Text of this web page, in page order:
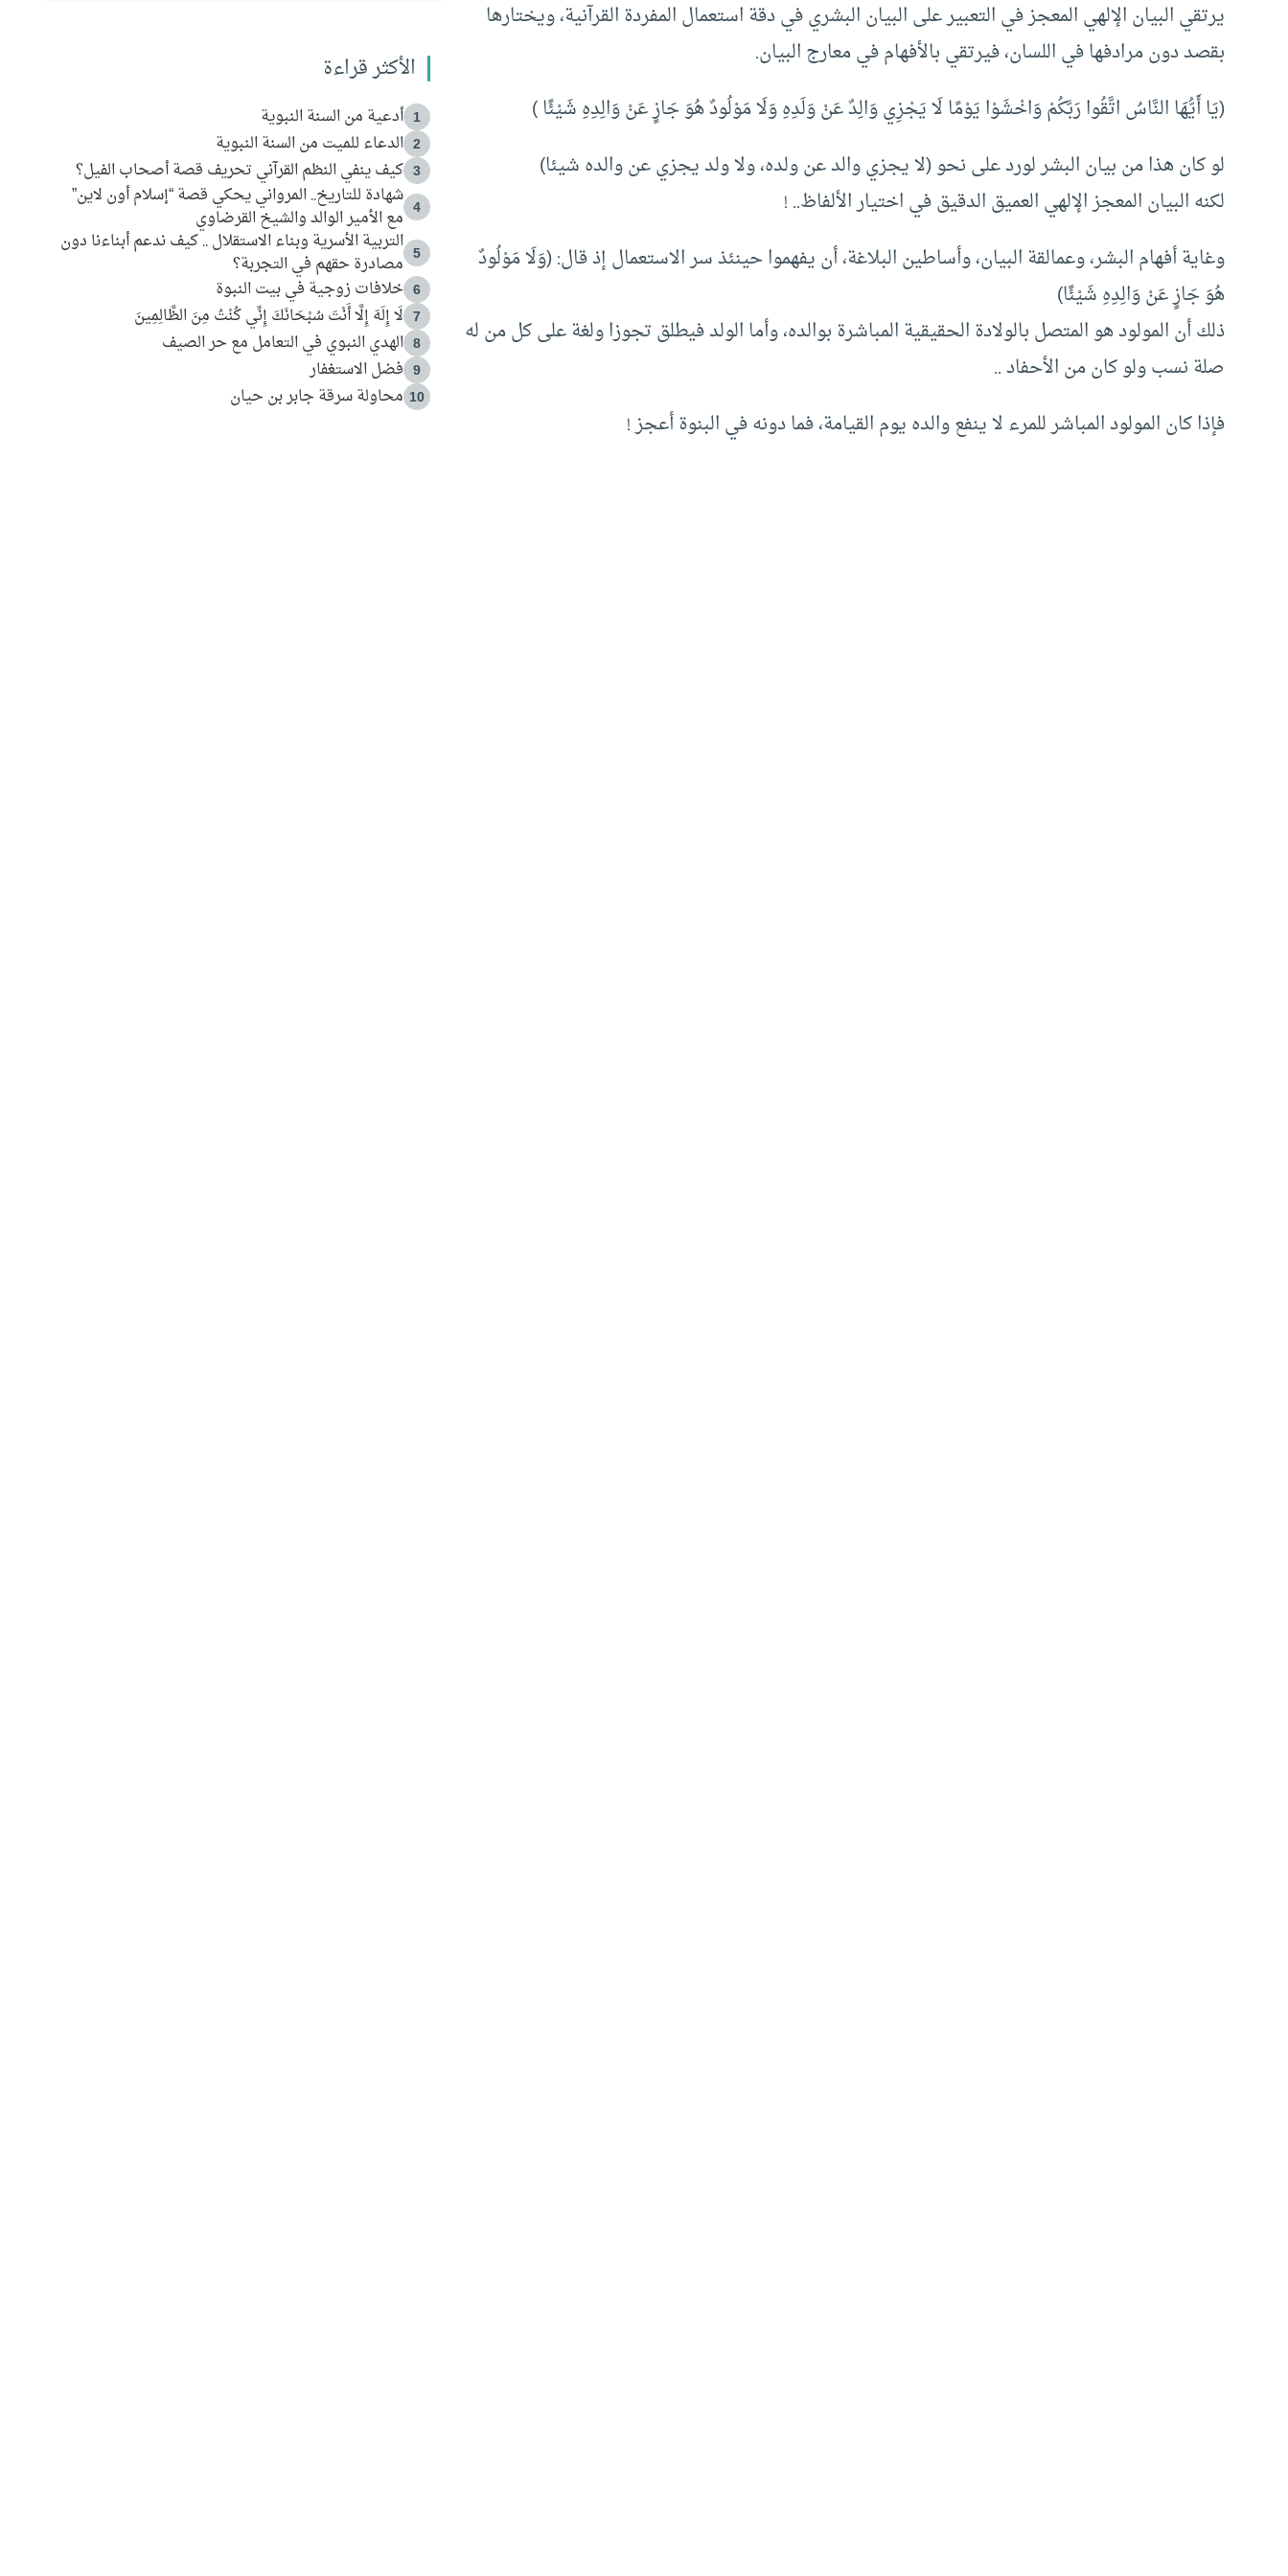
يرتقي البيان الإلهي المعجز في التعبير على البيان البشري في دقة استعمال المفردة القرآنية، ويختارها
بقصد دون مرادفها في اللسان، فيرتقي بالأفهام في معارج البيان.
(يَا أَيُّهَا النَّاسُ اتَّقُوا رَبَّكُمْ وَاخْشَوْا يَوْمًا لَا يَجْزِي وَالِدٌ عَنْ وَلَدِهِ وَلَا مَوْلُودٌ هُوَ جَازٍ عَنْ وَالِدِهِ شَيْئًا )
لو كان هذا من بيان البشر لورد على نحو (لا يجزي والد عن ولده، ولا ولد يجزي عن والده شيئا)
لكنه البيان المعجز الإلهي العميق الدقيق في اختيار الألفاظ.. !
وغاية أفهام البشر، وعمالقة البيان، وأساطين البلاغة، أن يفهموا حينئذ سر الاستعمال إذ قال: (وَلَا مَوْلُودٌ
هُوَ جَازٍ عَنْ وَالِدِهِ شَيْئًا)
ذلك أن المولود هو المتصل بالولادة الحقيقية المباشرة بوالده، وأما الولد فيطلق تجوزا ولغة على كل من له
صلة نسب ولو كان من الأحفاد ..
فإذا كان المولود المباشر للمرء لا ينفع والده يوم القيامة، فما دونه في البنوة أعجز !
الأكثر قراءة
1 أدعية من السنة النبوية
2 الدعاء للميت من السنة النبوية
3 كيف ينفي النظم القرآني تحريف قصة أصحاب الفيل؟
4
شهادة للتاريخ.. المرواني يحكي قصة “إسلام أون لاين”
مع الأمير الوالد والشيخ القرضاوي
5
التربية الأسرية وبناء الاستقلال .. كيف ندعم أبناءنا دون
مصادرة حقهم في التجربة؟
6 خلافات زوجية في بيت النبوة
7 لَا إِلَهَ إِلَّا أَنْتَ سُبْحَانَكَ إِنِّي كُنْتُ مِنَ الظَّالِمِينَ
8 الهدي النبوي في التعامل مع حر الصيف
9 فضل الاستغفار
10 محاولة سرقة جابر بن حيان